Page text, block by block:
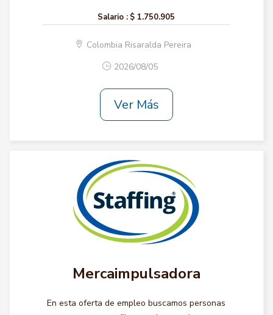
Salario : $ 1.750.905
Colombia Risaralda Pereira
2026/08/05
Ver Más
Mercaimpulsadora
En esta oferta de empleo buscamos personas